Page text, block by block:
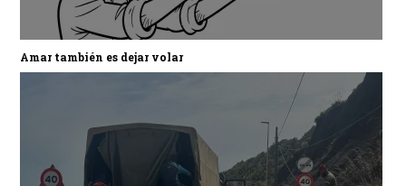
Amar también es dejar volar